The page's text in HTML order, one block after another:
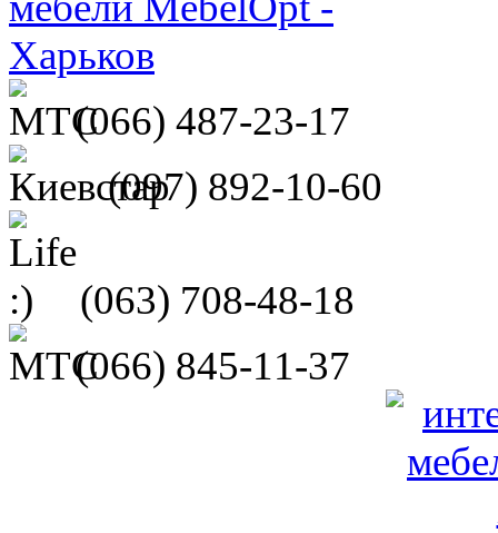
(066) 487-23-17
(097) 892-10-60
(063) 708-48-18
(066) 845-11-37